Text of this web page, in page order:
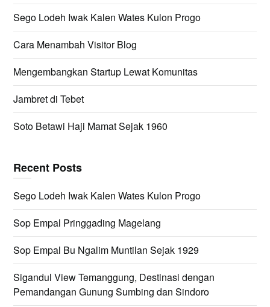
Sego Lodeh Iwak Kalen Wates Kulon Progo
Cara Menambah Visitor Blog
Mengembangkan Startup Lewat Komunitas
Jambret di Tebet
Soto Betawi Haji Mamat Sejak 1960
Recent Posts
Sego Lodeh Iwak Kalen Wates Kulon Progo
Sop Empal Pringgading Magelang
Sop Empal Bu Ngalim Muntilan Sejak 1929
Sigandul View Temanggung, Destinasi dengan
Pemandangan Gunung Sumbing dan Sindoro